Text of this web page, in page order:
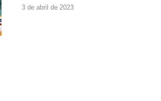
3 de abril de 2023